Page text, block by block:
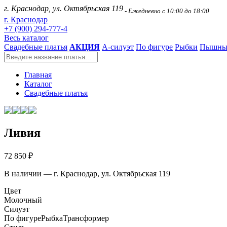
г. Краснодар, ул. Октябрьская 119 - Ежедневно с 10:00 до 18:00
г. Краснодар
+7 (900) 294-777-4
Весь каталог
Свадебные платья АКЦИЯ А-силуэт По фигуре Рыбки
Главная
Каталог
Свадебные платья
Ливия
72 850 ₽
В наличии — г. Краснодар, ул. Октябрьская 119
Цвет
Молочный
Силуэт
По фигуреРыбкаТрансформер